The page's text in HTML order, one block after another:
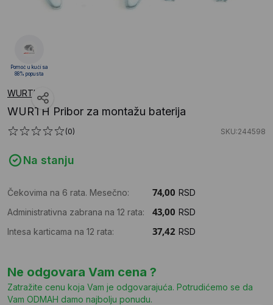
WURTH
WURTH Pribor za montažu baterija
(0) SKU:244598
Na stanju
Čekovima na 6 rata. Mesečno:
RSD
Administrativna zabrana na 12 rata:
RSD
Intesa karticama na 12 rata:
RSD
Ne odgovara Vam cena ?
Zatražite cenu koja Vam je odgovarajuća. Potrudićemo se da
Vam ODMAH damo najbolju ponudu.
Pomoć u kući sa
88% popusta